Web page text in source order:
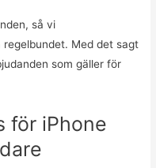
så vi
Med det sagt
som gäller för
för iPhone